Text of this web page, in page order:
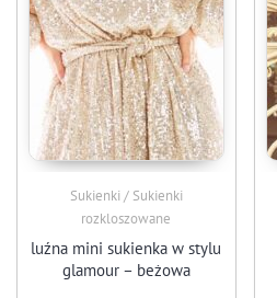
Sukienki / Sukienki
rozkloszowane
luźna mini sukienka w stylu
glamour – beżowa